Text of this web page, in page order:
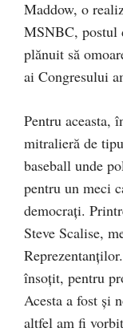
Maddow, o
MSNBC, postul
plănuit să
ai Congresului
Pentru aceasta,
mitralieră de
baseball unde
pentru un meci
democrați.
Steve Scalise,
însoțit, pentru
Acesta a fost și
altfel am fi